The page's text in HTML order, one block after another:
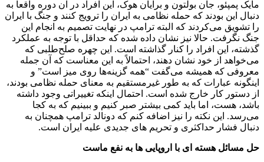
مایک پمپئو، جان بولتون و برایان هوک، این افراد در آن دوره واقعاً به
دنبال این بودند که حمله نظامی به ایران را ترویج کنند و جنگ با ایران
را تشویق می‌کردند که البته ترامپ در نهایت تصمیم به انجام این
جنگ نگرفت. حالا نیز نشان داده شده که حداقل با توجه به عملکرد
گذشته، این افراد را کنار گذاشته‌ است. این چهره صلح‌طلبی که
می‌خواهد از خود نشان دهند، احتمالاً به این معناست که آن جمله
معروفی که همیشه می‌گفت “همه گزینه‌ها روی میز است” و
اینگونه عبارات که به طور غیرمستقیم به معنای حمله نظامی بودند،
از دستور کار خارج شده‌ است. احتمال اینکه تغییراتی وجود داشته
باشد، هست، اما باید کمی بیشتر صبر کنیم و ببینیم که به کجا
می‌رسد. این نکته را نیز اضافه کنم که دونالد ترامپ همچنان به
دنبال فشار حداکثری و تحریم های جدیدی علیه ایران است.
حل مسائل هسته ای با اروپایی ها به نفع ماست